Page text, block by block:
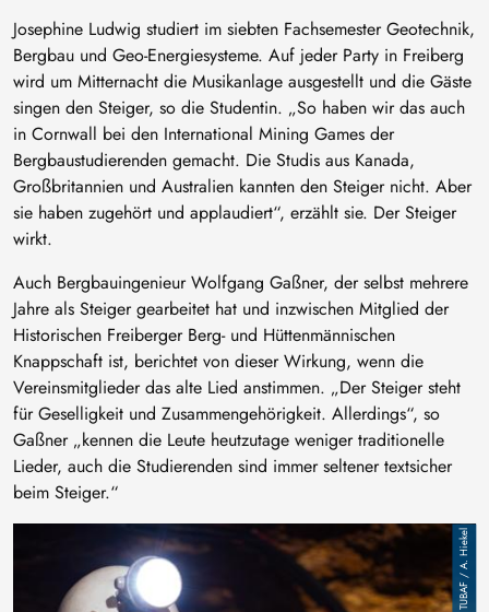
TUBAF / A. Hiekel
Josephine Ludwig studiert im siebten Fachsemester Geotechnik,
Bergbau und Geo-Energiesysteme. Auf jeder Party in Freiberg
wird um Mitternacht die Musikanlage ausgestellt und die Gäste
singen den Steiger, so die Studentin. „So haben wir das auch
in Cornwall bei den International Mining Games der
Bergbaustudierenden gemacht. Die Studis aus Kanada,
Großbritannien und Australien kannten den Steiger nicht. Aber
sie haben zugehört und applaudiert“, erzählt sie. Der Steiger
wirkt.
Auch Bergbauingenieur Wolfgang Gaßner, der selbst mehrere
Jahre als Steiger gearbeitet hat und inzwischen Mitglied der
Historischen Freiberger Berg- und Hüttenmännischen
Knappschaft ist, berichtet von dieser Wirkung, wenn die
Vereinsmitglieder das alte Lied anstimmen. „Der Steiger steht
für Geselligkeit und Zusammengehörigkeit. Allerdings“, so
Gaßner „kennen die Leute heutzutage weniger traditionelle
Lieder, auch die Studierenden sind immer seltener textsicher
beim Steiger.“